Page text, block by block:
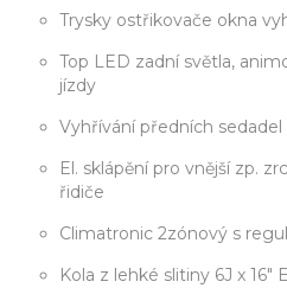
Top LED zadní světla, animovaný
jízdy
El. sklápění pro vnější zp. zrcátka s aut.
řidiče